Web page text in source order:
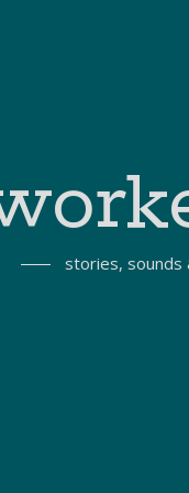
stories, sounds